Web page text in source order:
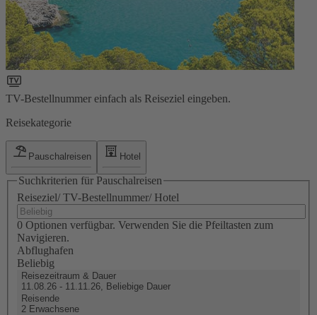
TV-Bestellnummer einfach als Reiseziel eingeben.
Reisekategorie
Pauschalreisen Hotel
Suchkriterien für Pauschalreisen
Reiseziel/ TV-Bestellnummer/ Hotel
0 Optionen verfügbar. Verwenden Sie die Pfeiltasten zum
Navigieren.
Abflughafen
Beliebig
Reisezeitraum & Dauer
11.08.26 - 11.11.26, Beliebige Dauer
Reisende
2 Erwachsene